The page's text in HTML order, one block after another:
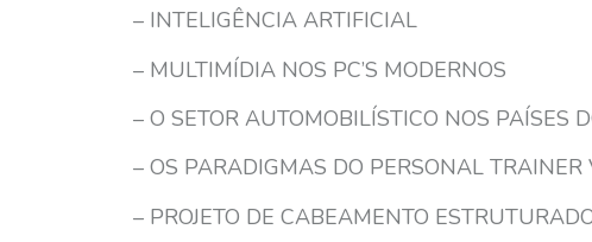
– INTELIGÊNCIA ARTIFICIAL
– MULTIMÍDIA NOS PC’S MODERNOS
– O SETOR AUTOMOBILÍSTICO NOS PAÍSES
– OS PARADIGMAS DO PERSONAL
– PROJETO DE CABEAMENTO